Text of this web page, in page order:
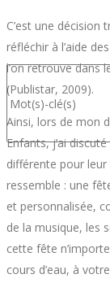
C’est une décision
réfléchir à l’aide
l’on retrouve dans
(Publistar, 2009).
Ainsi, lors de mon
Enfants, j’ai
différente pour
ressemble : une
et personnalisée,
de la musique, les
cette fête
cours d’eau, à